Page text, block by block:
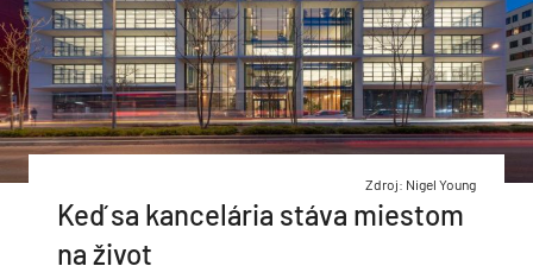
Zdroj: Nigel Young
Keď sa kancelária stáva miestom
na život